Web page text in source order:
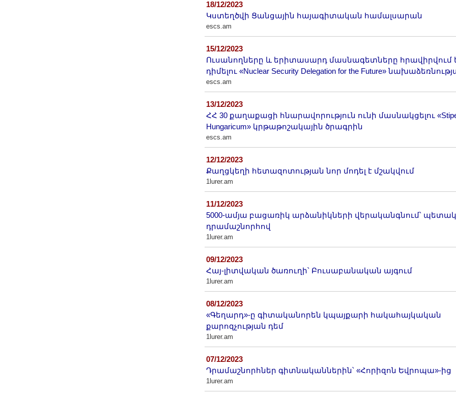
18/12/2023
Կստեղծվի Ցանցային հայագիտական համալսարան
escs.am
15/12/2023
Ուսանողները և երիտասարդ մասնագետները հրավիրվում
դիմելու «Nuclear Security Delegation for the Future»
escs.am
13/12/2023
ՀՀ 30 քաղաքացի հնարավորություն ունի մասնակցելու
Hungaricum» կրթաթոշակային ծրագրին
escs.am
12/12/2023
Քաղցկեղի հետազոտության նոր մոդել է մշակվում
1lurer.am
11/12/2023
5000-ամյա բացառիկ արձանիկների վերականգնում՝
դրամաշնորհով
1lurer.am
09/12/2023
Հայ-լիտվական ծառուղի՝ Բուսաբանական այգում
1lurer.am
08/12/2023
«Գեղարդ»-ը գիտականորեն կպայքարի հակահայկական
քարոզչության դեմ
1lurer.am
07/12/2023
Դրամաշնորհներ գիտնականներին՝ «Հորիզոն Եվրոպա»-ից
1lurer.am